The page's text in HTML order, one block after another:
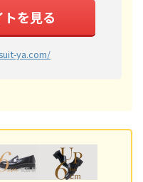
を見る
ya.com/